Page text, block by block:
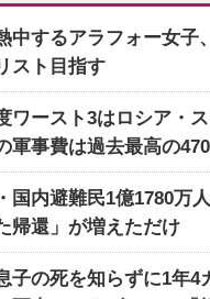
中するアラフォー女子
スト目指す
ワースト3はロシア・
軍事費は過去最高の
国内避難民1億1780万
帰還」が増えただけ
子の死を知らずに1年4